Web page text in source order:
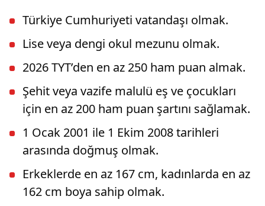
Türkiye Cumhuriyeti vatandaşı olmak.
Lise veya dengi okul mezunu olmak.
2026 TYT’den en az 250 ham puan almak.
Şehit veya vazife malulü eş ve çocukları
için en az 200 ham puan şartını sağlamak.
1 Ocak 2001 ile 1 Ekim 2008 tarihleri
arasında doğmuş olmak.
Erkeklerde en az 167 cm, kadınlarda en az
162 cm boya sahip olmak.